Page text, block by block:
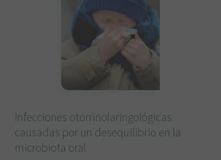
Infecciones otorrinolaringológicas
causadas por un desequilibrio en la
microbiota oral